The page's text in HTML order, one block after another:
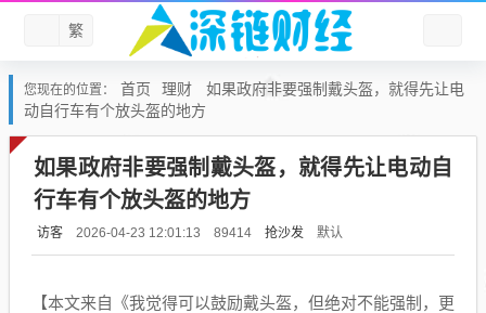
繁
您现在的位置： 首页 理财
如果政府非要强制戴头盔，就得先让电
动自行车有个放头盔的地方
如果政府非要强制戴头盔，就得先让电动自
行车有个放头盔的地方
访客 2026-04-23 12:01:13 89414 抢沙发 默认
【本文来自《我觉得可以鼓励戴头盔，但绝对不能强制，更